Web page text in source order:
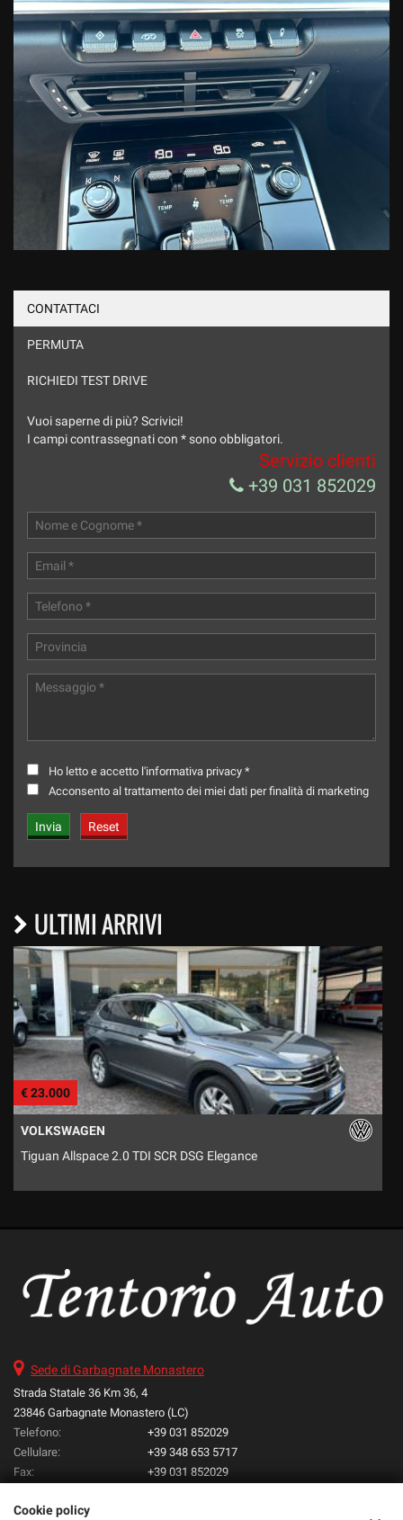
CONTATTACI
PERMUTA
RICHIEDI TEST DRIVE
Vuoi saperne di più? Scrivici!
I campi contrassegnati con * sono obbligatori.
Servizio clienti
+39 031 852029
Ho letto e accetto l'informativa privacy *
Acconsento al trattamento dei miei dati per finalità di marketing
ULTIMI ARRIVI
€ 23.000
VOLKSWAGEN
Tiguan Allspace 2.0 TDI SCR DSG Elegance
Sede di Garbagnate Monastero
Strada Statale 36 Km 36, 4
23846 Garbagnate Monastero (LC)
Telefono:
+39 031 852029
Cellulare:
+39 348 653 5717
Fax:
+39 031 852029
Indicazioni stradali
Cookie policy